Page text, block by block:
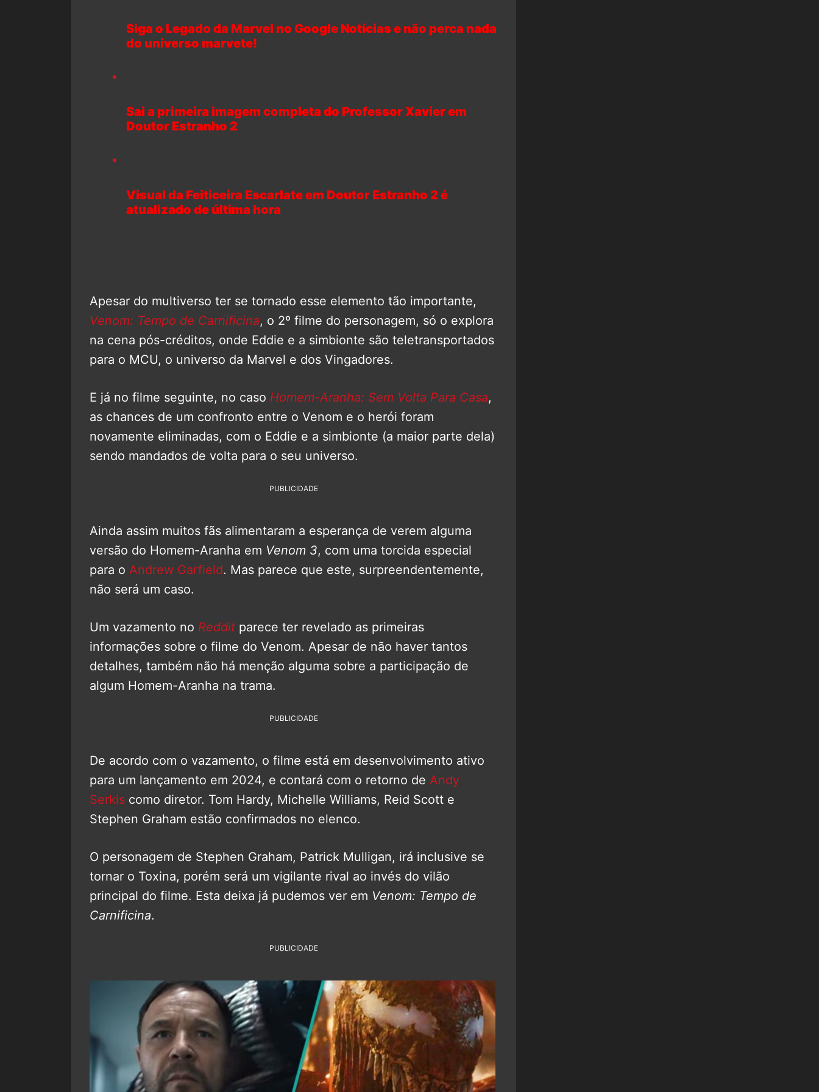
Siga o Legado da Marvel no Google Notícias e não perca nada
do universo marvete!
Sai a primeira imagem completa do Professor Xavier em
Doutor Estranho 2
Visual da Feiticeira Escarlate em Doutor Estranho 2 é
atualizado de última hora
Apesar do multiverso ter se tornado esse elemento tão importante,
Venom: Tempo de Carnificina, o 2º filme do personagem, só o explora
na cena pós-créditos, onde Eddie e a simbionte são teletransportados
para o MCU, o universo da Marvel e dos Vingadores.
E já no filme seguinte, no caso Homem-Aranha: Sem Volta Para Casa,
as chances de um confronto entre o Venom e o herói foram
novamente eliminadas, com o Eddie e a simbionte (a maior parte dela)
sendo mandados de volta para o seu universo.
PUBLICIDADE
Ainda assim muitos fãs alimentaram a esperança de verem alguma
versão do Homem-Aranha em Venom 3, com uma torcida especial
para o Andrew Garfield. Mas parece que este, surpreendentemente,
não será um caso.
Um vazamento no Reddit parece ter revelado as primeiras
informações sobre o filme do Venom. Apesar de não haver tantos
detalhes, também não há menção alguma sobre a participação de
algum Homem-Aranha na trama.
PUBLICIDADE
De acordo com o vazamento, o filme está em desenvolvimento ativo
para um lançamento em 2024, e contará com o retorno de Andy
Serkis como diretor. Tom Hardy, Michelle Williams, Reid Scott e
Stephen Graham estão confirmados no elenco.
O personagem de Stephen Graham, Patrick Mulligan, irá inclusive se
tornar o Toxina, porém será um vigilante rival ao invés do vilão
principal do filme. Esta deixa já pudemos ver em Venom: Tempo de
Carnificina.
PUBLICIDADE